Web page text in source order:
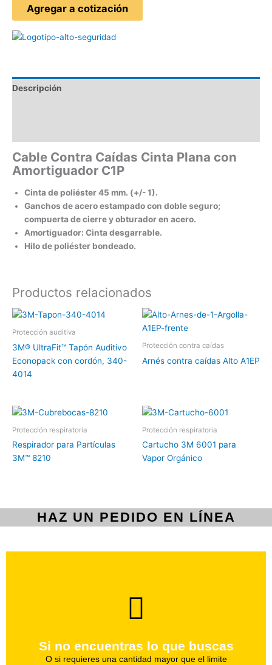
Agregar a cotización
Descripción
Cable Contra Caídas Cinta Plana con
Amortiguador C1P
Cinta de poliéster 45 mm. (+/- 1).
Ganchos de acero estampado con doble seguro;
compuerta de cierre y obturador en acero.
Amortiguador: Cinta desgarrable.
Hilo de poliéster bondeado.
Productos relacionados
Protección auditiva
3M® UltraFit™ Tapón Auditivo
Econopack con cordón, 340-
4014
Protección contra caídas
Arnés contra caídas Alto A1EP
Protección respiratoria
Respirador para Partículas
3M™ 8210
Protección respiratoria
Cartucho 3M 6001 para
Vapor Orgánico
HAZ UN PEDIDO EN LÍNEA
Si no encuentras lo que buscas
O si requieres una cantidad mayor que el limite
Haz tu pedido